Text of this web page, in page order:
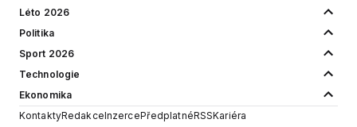
Léto 2026
Politika
Sport 2026
Technologie
Ekonomika
KontaktyRedakceInzercePředplatnéRSSKariéra